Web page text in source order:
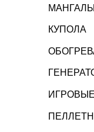
МАНГАЛЫ
КУПОЛА